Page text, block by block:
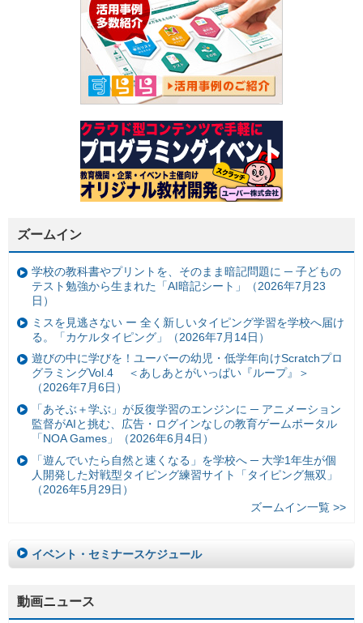
ズームイン
学校の教科書やプリントを、そのまま暗記問題に ─ 子どもの
テスト勉強から生まれた「AI暗記シート」（2026年7月23
日）
ミスを見逃さない ー 全く新しいタイピング学習を学校へ届け
る。「カケルタイピング」（2026年7月14日）
遊びの中に学びを！ユーバーの幼児・低学年向けScratchプロ
グラミングVol.4 ＜あしあとがいっぱい『ループ』＞
（2026年7月6日）
「あそぶ＋学ぶ」が反復学習のエンジンに ─ アニメーション
監督がAIと挑む、広告・ログインなしの教育ゲームポータル
「NOA Games」（2026年6月4日）
「遊んでいたら自然と速くなる」を学校へ ─ 大学1年生が個
人開発した対戦型タイピング練習サイト「タイピング無双」
（2026年5月29日）
ズームイン一覧 >>
イベント・セミナースケジュール
動画ニュース